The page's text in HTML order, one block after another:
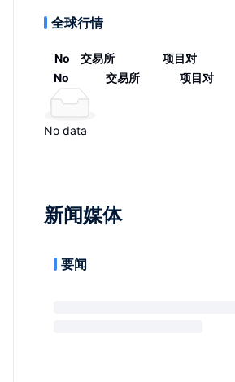
全球行情
No 交易所 项目对
No
交易所 项目对
No data
新闻媒体
要闻